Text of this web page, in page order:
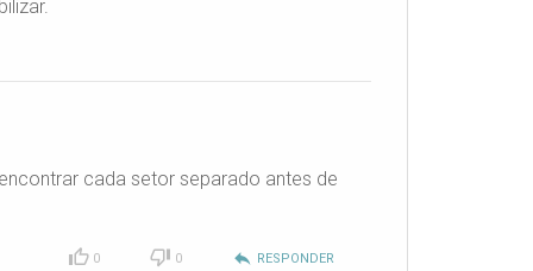
cada setor separado antes de
reply RESPONDER
0
0